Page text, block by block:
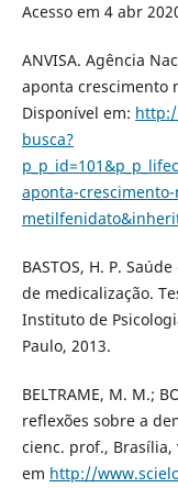
Acesso em 4 abr
ANVISA. Agência
aponta crescimento
Disponível em:
busca?
aponta-
BASTOS, H. P.
de medicalização.
Instituto de
Paulo, 2013.
BELTRAME, M. M.;
reflexões sobre a
cienc. prof., Brasília,
em http://